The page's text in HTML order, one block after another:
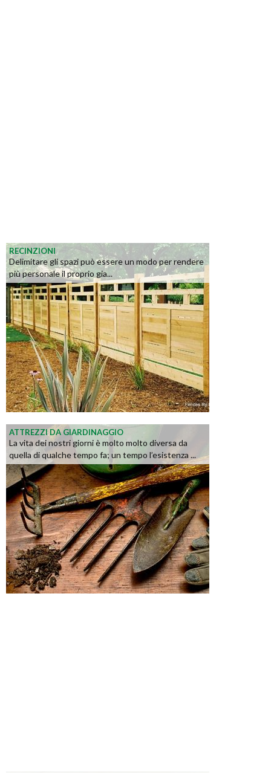
RECINZIONI
Delimitare gli spazi può essere un modo per rendere
più personale il proprio gia...
ATTREZZI DA GIARDINAGGIO
La vita dei nostri giorni è molto molto diversa da
quella di qualche tempo fa; un tempo l’esistenza ...